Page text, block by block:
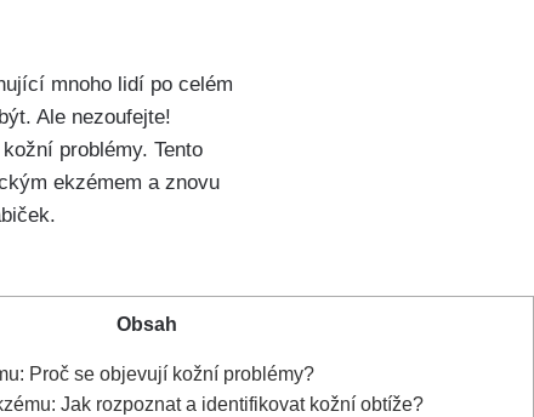
‌mnoho lidí po ‌celém
⁤Ale nezoufejte!
problémy. Tento
ekzémem a znovu
Obsah
Proč se objevují⁣ kožní problémy?
Jak rozpoznat a ⁢identifikovat kožní obtíže?